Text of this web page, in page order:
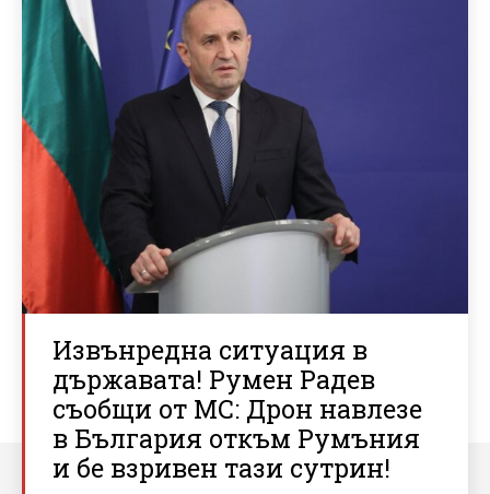
Извънредна ситуация в
държавата! Румен Радев
съобщи от МС: Дрон навлезе
в България откъм Румъния
и бе взривен тази сутрин!